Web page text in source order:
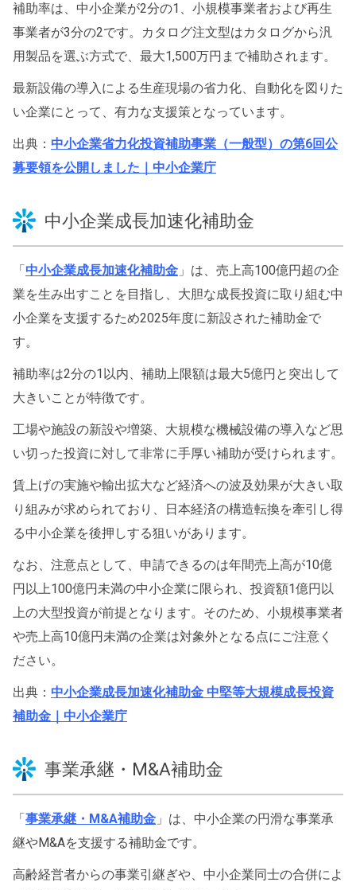
補助率は、中小企業が2分の1、小規模事業者および再生
事業者が3分の2です。カタログ注文型はカタログから汎
用製品を選ぶ方式で、最大1,500万円まで補助されます。
最新設備の導入による生産現場の省力化、自動化を図りた
い企業にとって、有力な支援策となっています。
出典： 中小企業省力化投資補助事業（一般型）の第6回公
募要領を公開しました｜中小企業庁
中小企業成長加速化補助金
「中小企業成長加速化補助金 」は、売上高100億円超の企
業を生み出すことを目指し、大胆な成長投資に取り組む中
小企業を支援するため2025年度に新設された補助金で
す。
補助率は2分の1以内、補助上限額は最大5億円と突出して
大きいことが特徴です。
工場や施設の新設や増築、大規模な機械設備の導入など思
い切った投資に対して非常に手厚い補助が受けられます。
賃上げの実施や輸出拡大など経済への波及効果が大きい取
り組みが求められており、日本経済の構造転換を牽引し得
る中小企業を後押しする狙いがあります。
なお、注意点として、申請できるのは年間売上高が10億
円以上100億円未満の中小企業に限られ、投資額1億円以
上の大型投資が前提となります。そのため、小規模事業者
や売上高10億円未満の企業は対象外となる点にご注意く
ださい。
出典： 中小企業成長加速化補助金 中堅等大規模成長投資
補助金｜中小企業庁
事業承継・M&A補助金
「事業承継・M&A補助金 」は、中小企業の円滑な事業承
継やM&Aを支援する補助金です。
高齢経営者からの事業引継ぎや、中小企業同士の合併によ